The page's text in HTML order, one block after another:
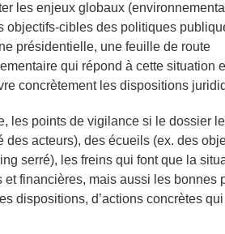
les enjeux globaux
cibles des politiques
présidentielle, une feuille de route
qui répond à cette situation
concrètement les dispositions
les points de vigilance si le dossier
des acteurs), des écueils (ex. des
serré), les freins qui font que la
financières, mais aussi les bonnes
dispositions, d’actions concrètes